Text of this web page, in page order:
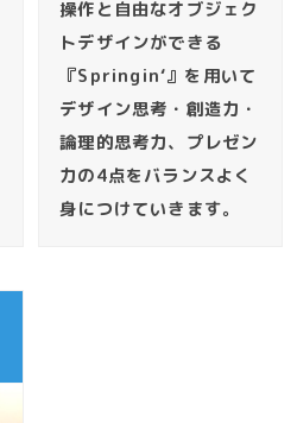
操作と自由なオブジェク
トデザインができる
『Springin‘』を用いて
デザイン思考・創造力・
論理的思考力、プレゼン
力の4点をバランスよく
身につけていきます。